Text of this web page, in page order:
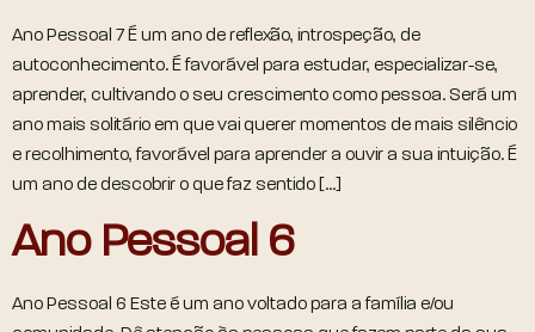
Ano Pessoal 7 É um ano de reflexão, introspeção, de
autoconhecimento. É favorável para estudar, especializar-se,
aprender, cultivando o seu crescimento como pessoa. Será um
ano mais solitário em que vai querer momentos de mais silêncio
e recolhimento, favorável para aprender a ouvir a sua intuição. É
um ano de descobrir o que faz sentido […]
Ano Pessoal 6
Ano Pessoal 6 Este é um ano voltado para a família e/ou